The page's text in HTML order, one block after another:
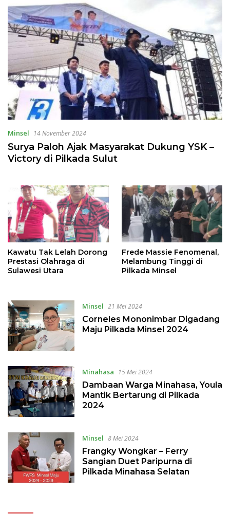
Minsel 14 November 2024
Surya Paloh Ajak Masyarakat Dukung YSK –
Victory di Pilkada Sulut
Kawatu Tak Lelah Dorong
Prestasi Olahraga di
Sulawesi Utara
Frede Massie Fenomenal,
Melambung Tinggi di
Pilkada Minsel
Minsel 21 Mei 2024
Corneles Mononimbar Digadang
Maju Pilkada Minsel 2024
Minahasa 15 Mei 2024
Dambaan Warga Minahasa, Youla
Mantik Bertarung di Pilkada
2024
Minsel 8 Mei 2024
Frangky Wongkar – Ferry
Sangian Duet Paripurna di
Pilkada Minahasa Selatan